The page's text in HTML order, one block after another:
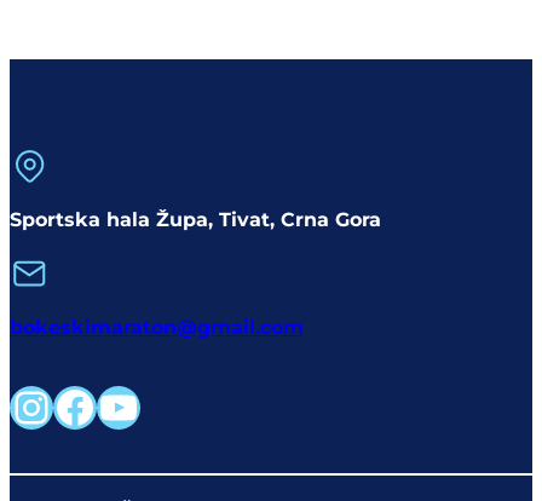
Sportska hala Župa, Tivat, Crna Gora
bokeskimaraton@gmail.com
Instagram
Facebook
YouTube